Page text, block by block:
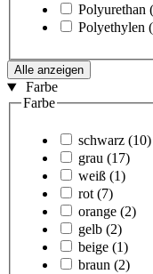
Polyurethan
Polyethylen
Alle anzeigen
Farbe
Farbe
schwarz (10)
grau (17)
weiß (1)
rot (7)
orange (2)
gelb (2)
beige (1)
braun (2)